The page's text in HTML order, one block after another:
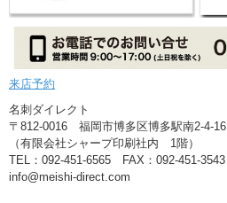
来店予約
名刺ダイレクト
〒812-0016 福岡市博多区博多駅南2-4-16
（有限会社シャープ印刷社内 1階）
TEL：092-451-6565 FAX：092-451-3543
info@meishi-direct.com